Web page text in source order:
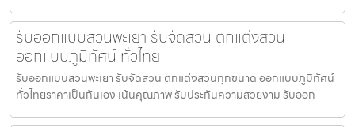
รับออกแบบสวนพะเยา รับจัดสวน ตกแต่งสวน
ออกแบบภูมิทัศน์ ทั่วไทย
รับออกแบบสวนพะเยา รับจัดสวน ตกแต่งสวนทุกขนาด ออกแบบภูมิทัศน์
ทั่วไทยราคาเป็นกันเอง เน้นคุณภาพ รับประกันความสวยงาม รับออก